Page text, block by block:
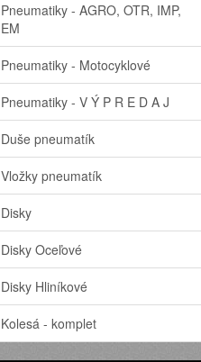
Pneumatiky - AGRO, OTR, IMP,
EM
Pneumatiky - Motocyklové
Pneumatiky - V Ý P R E D A J
Duše pneumatík
Vložky pneumatík
Disky
Disky Oceľové
Disky Hliníkové
Kolesá - komplet